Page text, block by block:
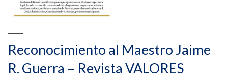
Reconocimiento al Maestro Jaime
R. Guerra – Revista VALORES